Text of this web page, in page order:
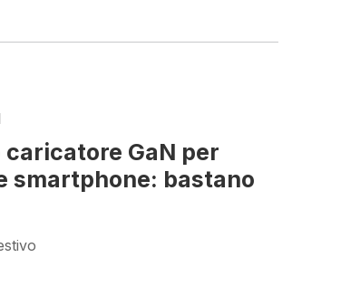
caricatore GaN per
smartphone: bastano